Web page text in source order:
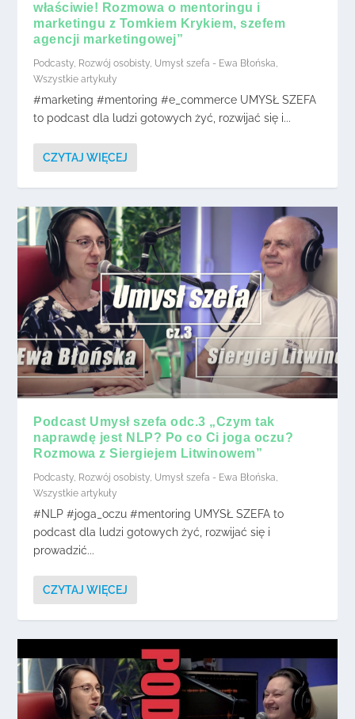
właściwie! Rozmowa o mentoringu i
marketingu z Tomkiem Krykiem, szefem
agencji marketingowej”
Podcasty, Rozwój osobisty, Umysł szefa - Ewa Błońska,
Wszystkie artykuły
#marketing #mentoring #e_commerce UMYSŁ SZEFA
to podcast dla ludzi gotowych żyć, rozwijać się i...
CZYTAJ WIĘCEJ
Podcast Umysł szefa odc.3 „Czym tak
naprawdę jest NLP? Po co Ci joga oczu?
Rozmowa z Siergiejem Litwinowem”
Podcasty, Rozwój osobisty, Umysł szefa - Ewa Błońska,
Wszystkie artykuły
#NLP #joga_oczu #mentoring UMYSŁ SZEFA to
podcast dla ludzi gotowych żyć, rozwijać się i
prowadzić...
CZYTAJ WIĘCEJ